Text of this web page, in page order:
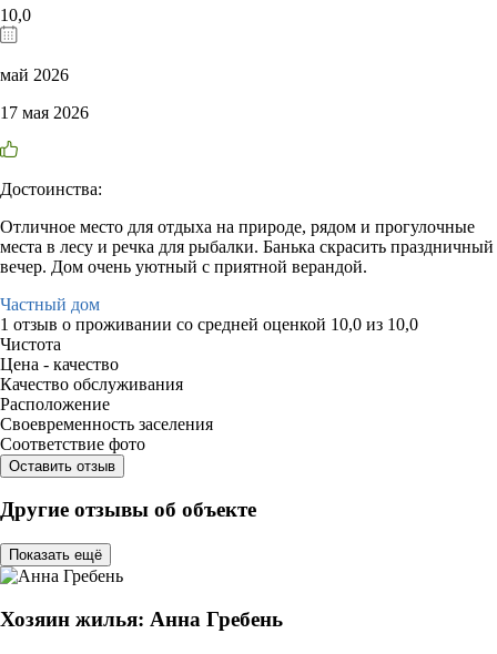
10,0
май 2026
17 мая 2026
Достоинства:
Отличное место для отдыха на природе, рядом и прогулочные
места в лесу и речка для рыбалки. Банька скрасить праздничный
вечер. Дом очень уютный с приятной верандой.
Частный дом
1 отзыв о проживании со средней оценкой 10,0 из 10,0
Чистота
Цена - качество
Качество обслуживания
Расположение
Своевременность заселения
Соответствие фото
Оставить отзыв
Другие отзывы об объекте
Показать ещё
Хозяин жилья: Анна Гребень